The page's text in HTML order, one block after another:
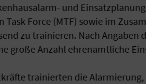
und
Task Force (MTF) sowie im
zu trainieren. Nach Angaben
große Anzahl ehrenamtliche
trainierten die